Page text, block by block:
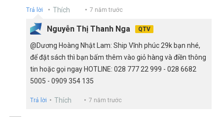
Trả lời Thích 7 năm trước
Nguyễn Thị Thanh Nga QTV
@Dương Hoàng Nhật Lam: Ship Vĩnh phúc 29k bạn nhé,
để đặt sách thì bạn bấm thêm vào giỏ hàng và điền thông
tin hoặc gọi ngay HOTLINE: 028 777 22 999 - 028 6682
5005 - 0909 354 135
Trả lời Thích 7 năm trước